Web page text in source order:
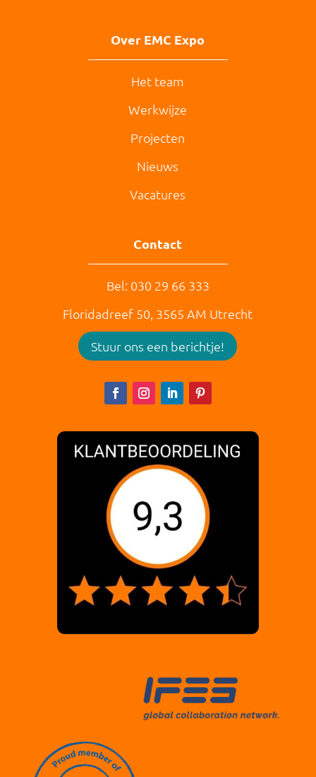
Over EMC Expo
Het team
Werkwijze
Projecten
Nieuws
Vacatures
Contact
Bel: 030 29 66 333
Floridadreef 50, 3565 AM Utrecht
Stuur ons een berichtje!